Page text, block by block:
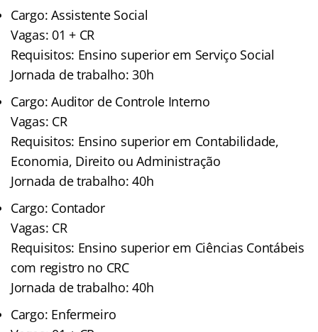
Cargo: Assistente Social
Vagas: 01 + CR
Requisitos: Ensino superior em Serviço Social
Jornada de trabalho: 30h
Cargo: Auditor de Controle Interno
Vagas: CR
Requisitos: Ensino superior em Contabilidade,
Economia, Direito ou Administração
Jornada de trabalho: 40h
Cargo: Contador
Vagas: CR
Requisitos: Ensino superior em Ciências Contábeis
com registro no CRC
Jornada de trabalho: 40h
Cargo: Enfermeiro